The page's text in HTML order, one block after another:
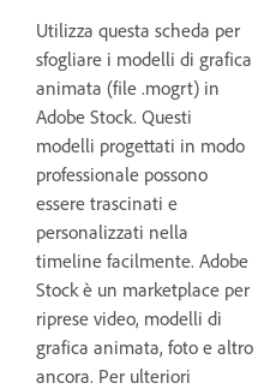
Utilizza questa scheda per
sfogliare i modelli di grafica
animata (file .mogrt) in
Adobe Stock. Questi
modelli progettati in modo
professionale possono
essere trascinati e
personalizzati nella
timeline facilmente. Adobe
Stock è un marketplace per
riprese video, modelli di
grafica animata, foto e altro
ancora. Per ulteriori